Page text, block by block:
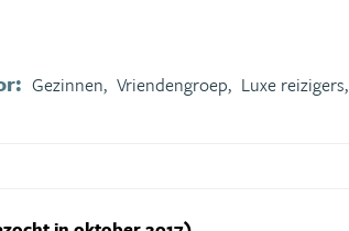
Gezinnen, Vriendengroep, Luxe reizigers,